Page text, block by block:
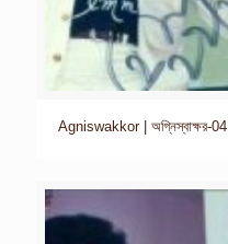
Agniswakkor | অগ্নিস্বাক্ষর-04